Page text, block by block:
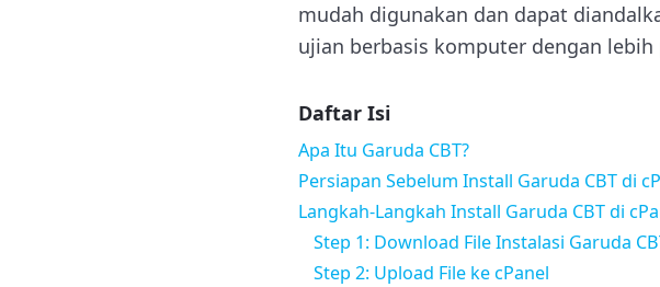
mudah digunakan dan dapat
ujian berbasis komputer dengan lebih
Daftar Isi
Apa Itu Garuda CBT?
Persiapan Sebelum Install Garuda CBT di
Langkah-Langkah Install Garuda CBT di
Step 1: Download File Instalasi Garuda
Step 2: Upload File ke cPanel